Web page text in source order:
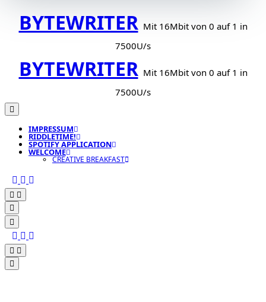
BYTEWRITER Mit 16Mbit von 0 auf 1 in
7500U/s
BYTEWRITER Mit 16Mbit von 0 auf 1 in
7500U/s
IMPRESSUM
RIDDLETIME!
SPOTIFY APPLICATION
WELCOME
CREATIVE BREAKFAST